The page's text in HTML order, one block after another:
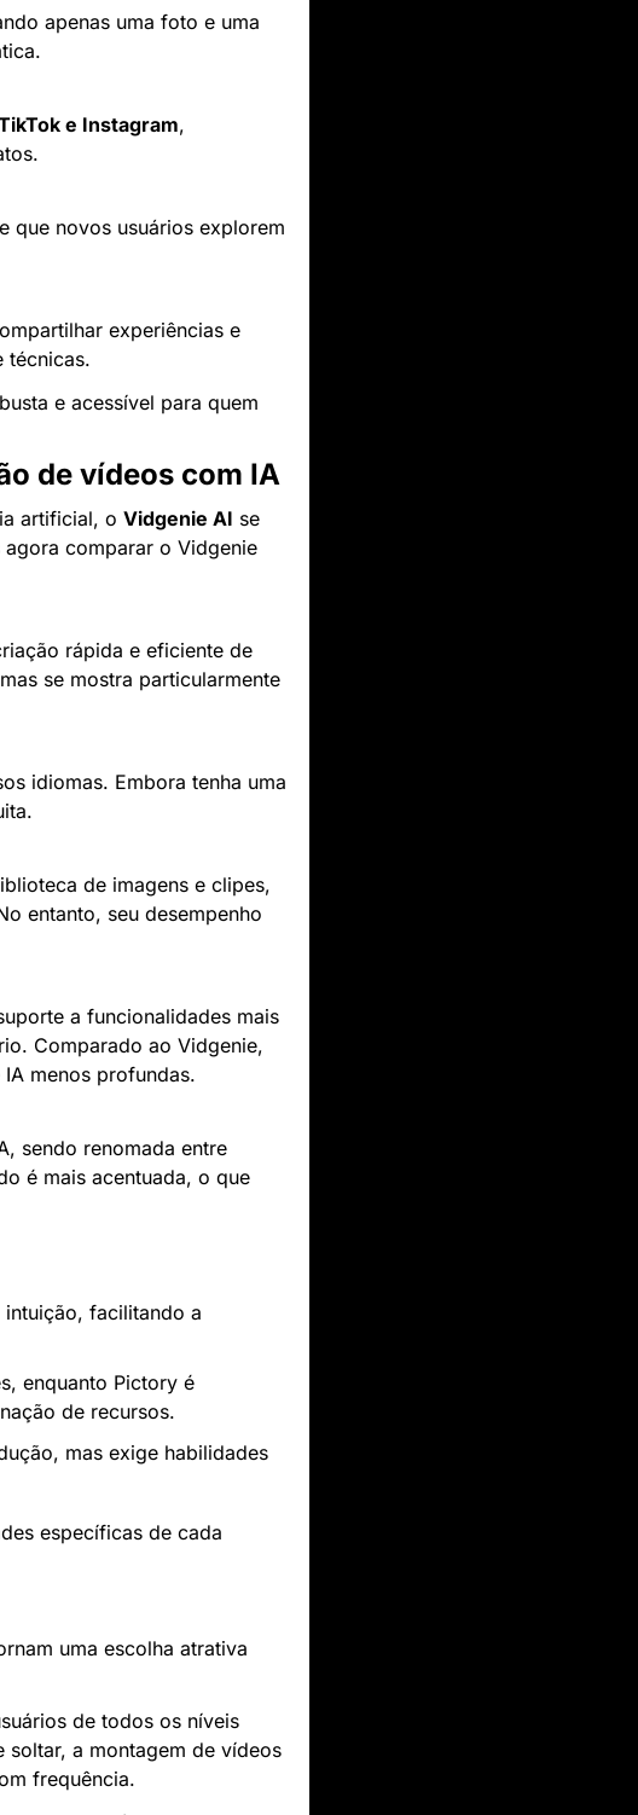
apenas uma foto e uma
e Instagram,
que novos usuários explorem
experiências e
técnicas.
e acessível para quem
de vídeos com IA
artificial, o Vidgenie AI se
comparar o Vidgenie
rápida e eficiente de
se mostra particularmente
idiomas. Embora tenha uma
de imagens e clipes,
entanto, seu desempenho
a funcionalidades mais
Comparado ao Vidgenie,
menos profundas.
sendo renomada entre
é mais acentuada, o que
intuição, facilitando a
enquanto Pictory é
de recursos.
mas exige habilidades
específicas de cada
uma escolha atrativa
de todos os níveis
soltar, a montagem de vídeos
frequência.